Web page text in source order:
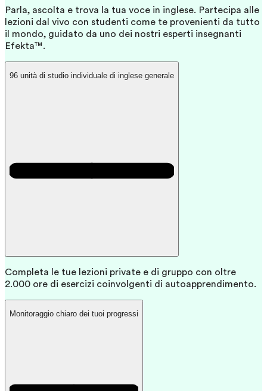
Parla, ascolta e trova la tua voce in inglese. Partecipa alle
lezioni dal vivo con studenti come te provenienti da tutto
il mondo, guidato da uno dei nostri esperti insegnanti
Efekta™.
96 unità di studio individuale di inglese generale
Completa le tue lezioni private e di gruppo con oltre
2.000 ore di esercizi coinvolgenti di autoapprendimento.
Monitoraggio chiaro dei tuoi progressi